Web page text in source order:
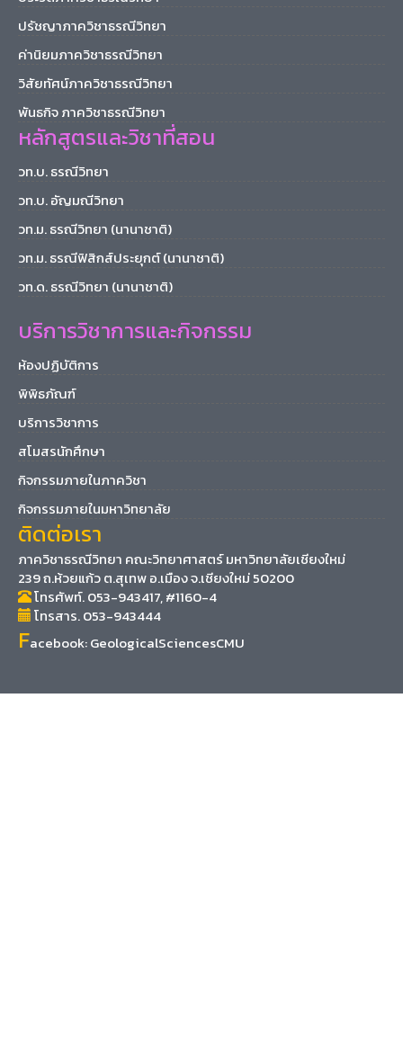
ปรัชญาภาควิชาธรณีวิทยา
ค่านิยมภาควิชาธรณีวิทยา
วิสัยทัศน์ภาควิชาธรณีวิทยา
พันธกิจ ภาควิชาธรณีวิทยา
หลักสูตรและวิชาที่สอน
วท.บ. ธรณีวิทยา
วท.บ. อัญมณีวิทยา
วท.ม. ธรณีวิทยา (นานาชาติ)
วท.ม. ธรณีฟิสิกส์ประยุกต์ (นานาชาติ)
วท.ด. ธรณีวิทยา (นานาชาติ)
บริการวิชาการและกิจกรรม
ห้องปฏิบัติการ
พิพิธภัณฑ์
บริการวิชาการ
สโมสรนักศึกษา
กิจกรรมภายในภาควิชา
กิจกรรมภายในมหาวิทยาลัย
ติดต่อเรา
ภาควิชาธรณีวิทยา คณะวิทยาศาสตร์ มหาวิทยาลัยเชียงใหม่
239 ถ.ห้วยแก้ว ต.สุเทพ อ.เมือง จ.เชียงใหม่ 50200
โทรศัพท์. 053-943417, #1160-4
โทรสาร. 053-943444
Facebook:GeologicalSciencesCMU